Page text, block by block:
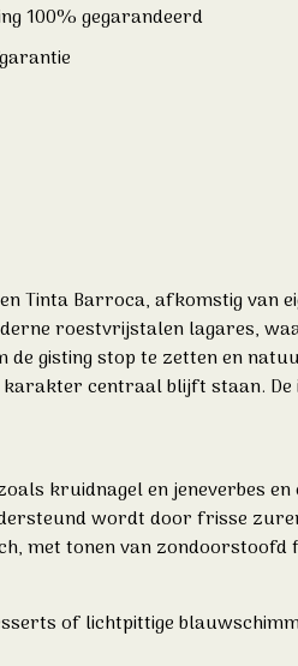
100% gegarandeerd
Tinta Barroca, afkomstig van
roestvrijstalen lagares,
gisting stop te zetten en
centraal blijft staan.
kruidnagel en jeneverbes
wordt door frisse
met tonen van
of lichtpittige